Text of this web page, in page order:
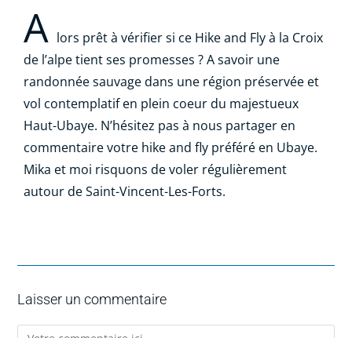
A lors prêt à vérifier si ce Hike and Fly à la Croix
de l’alpe tient ses promesses ? A savoir une
randonnée sauvage dans une région préservée et
vol contemplatif en plein coeur du majestueux
Haut-Ubaye. N’hésitez pas à nous partager en
commentaire votre hike and fly préféré en Ubaye.
Mika et moi risquons de voler régulièrement
autour de Saint-Vincent-Les-Forts.
Laisser un commentaire